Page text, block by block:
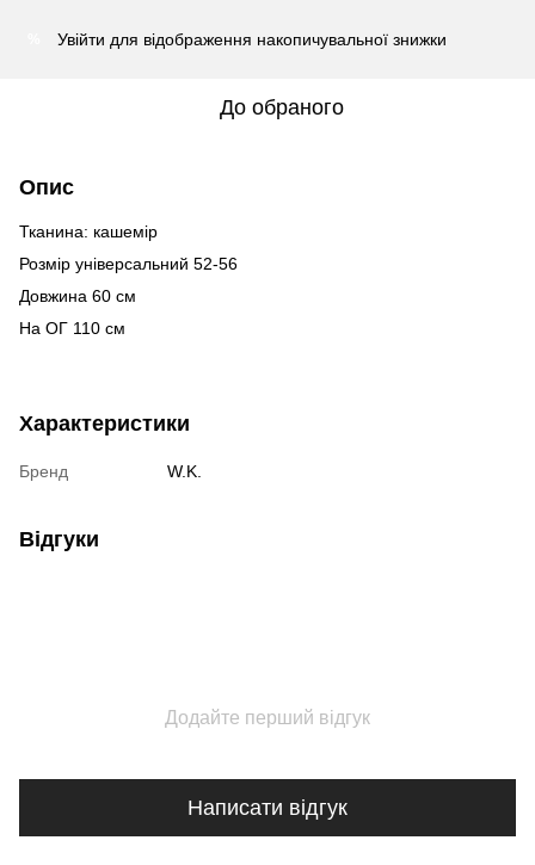
Увійти для відображення накопичувальної знижки
До обраного
Опис
Тканина: кашемір
Розмір універсальний 52-56
Довжина 60 см
На ОГ 110 см
Характеристики
Бренд W.K.
Відгуки
Додайте перший відгук
Написати відгук